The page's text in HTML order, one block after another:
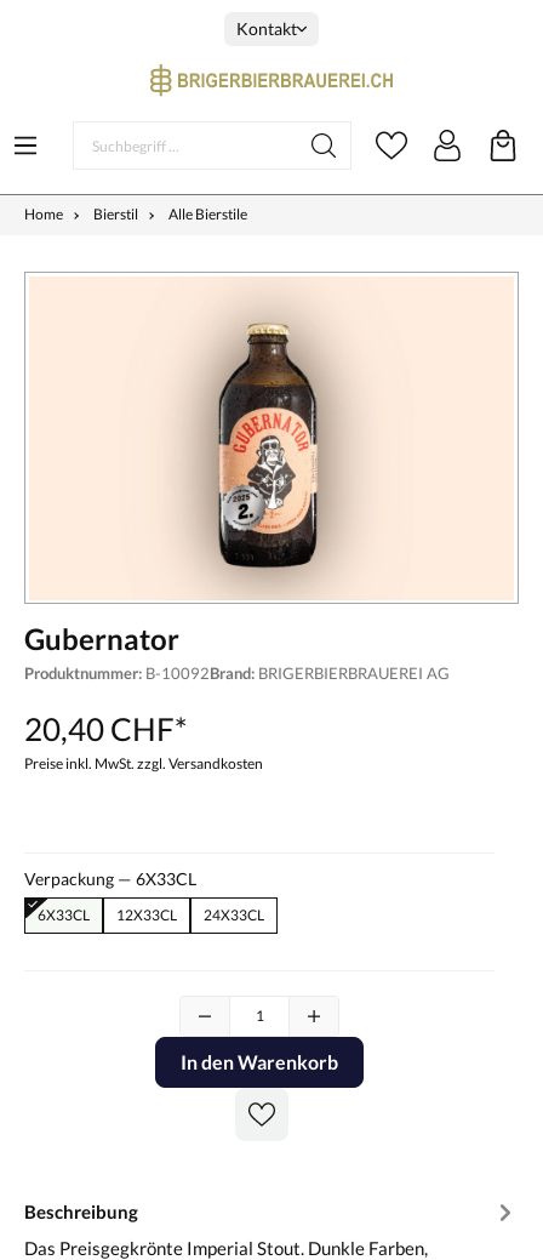
Kontakt
Home Bierstil Alle Bierstile
Gubernator
Produktnummer: B-10092Brand: BRIGERBIERBRAUEREI AG
20,40 CHF*
Preise inkl. MwSt. zzgl. Versandkosten
Verpackung — 6X33CL
6X33CL 12X33CL 24X33CL
In den Warenkorb
Beschreibung
Das Preisgegkrönte Imperial Stout. Dunkle Farben,